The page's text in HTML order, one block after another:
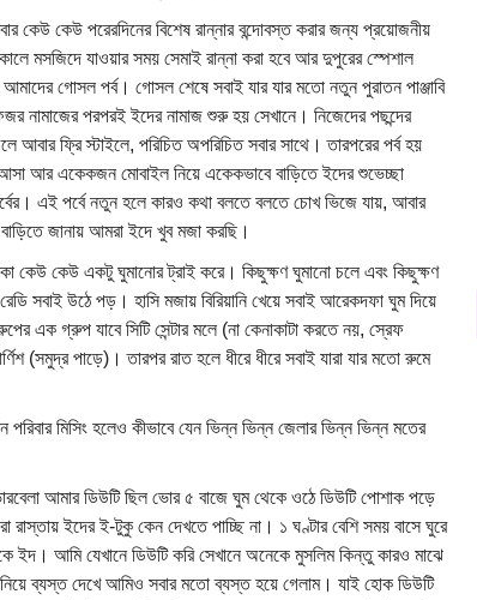
কেউ পরেরদিনের বিশেষ রান্নার বন্দোবস্ত করার জন্য প্রয়োজনীয়
মসজিদে যাওয়ার সময় সেমাই রান্না করা হবে আর দুপুরের স্পেশাল
গোসল পর্ব। গোসল শেষে সবাই যার যার মতো নতুন পুরাতন পাঞ্জাবি
নামাজের পরপরই ইদের নামাজ শুরু হয় সেখানে। নিজেদের পছন্দের
ফ্রি স্টাইলে, পরিচিত অপরিচিত সবার সাথে। তারপরের পর্ব হয়
আর একেকজন মোবাইল নিয়ে একেকভাবে বাড়িতে ইদের শুভেচ্ছা
এই পর্বে নতুন হলে কারও কথা বলতে বলতে চোখ ভিজে যায়, আবার
জানায় আমরা ইদে খুব মজা করছি।
কেউ কেউ একটু ঘুমানোর ট্রাই করে। কিছুক্ষণ ঘুমানো চলে এবং কিছুক্ষণ
সবাই উঠে পড়। হাসি মজায় বিরিয়ানি খেয়ে সবাই আরেকদফা ঘুম দিয়ে
এক গ্রুপ যাবে সিটি সেন্টার মলে (না কেনাকাটা করতে নয়, স্রেফ
(সমুদ্র পাড়ে)। তারপর রাত হলে ধীরে ধীরে সবাই যারা যার মতো রুমে
মিসিং হলেও কীভাবে যেন ভিন্ন ভিন্ন জেলার ভিন্ন ভিন্ন মতের
আমার ডিউটি ছিল ভোর ৫ বাজে ঘুম থেকে ওঠে ডিউটি পোশাক পড়ে
ইদের ই-টুকু কেন দেখতে পাচ্ছি না। ১ ঘণ্টার বেশি সময় বাসে ঘুরে
আমি যেখানে ডিউটি করি সেখানে অনেকে মুসলিম কিন্তু কারও মাঝে
ব্যস্ত দেখে আমিও সবার মতো ব্যস্ত হয়ে গেলাম। যাই হোক ডিউটি